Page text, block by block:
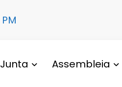
Junta Assembleia